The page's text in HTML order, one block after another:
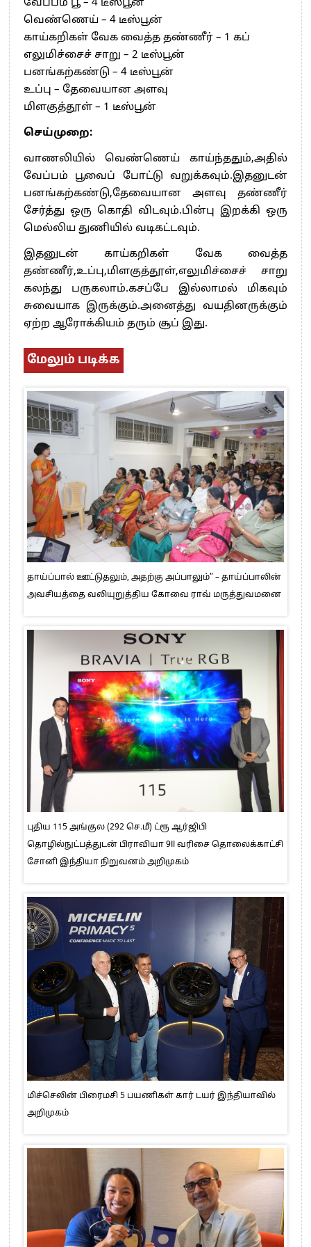
வேப்பம் பூ – 4 டீஸ்பூன்
வெண்ணெய் – 4 டீஸ்பூன்
காய்கறிகள் வேக வைத்த தண்ணீர் – 1 கப்
எலுமிச்சைச் சாறு – 2 டீஸ்பூன்
பனங்கற்கண்டு – 4 டீஸ்பூன்
உப்பு – தேவையான அளவு
மிளகுத்தூள் – 1 டீஸ்பூன்
செய்முறை:
வாணலியில் வெண்ணெய் காய்ந்ததும்,அதில்
வேப்பம் பூவைப் போட்டு வறுக்கவும்.இதனுடன்
பனங்கற்கண்டு,தேவையான அளவு தண்ணீர்
சேர்த்து ஒரு கொதி விடவும்.பின்பு இறக்கி ஒரு
மெல்லிய துணியில் வடிகட்டவும்.
இதனுடன் காய்கறிகள் வேக வைத்த
தண்ணீர்,உப்பு,மிளகுத்தூள்,எலுமிச்சைச் சாறு
கலந்து பருகலாம்.கசப்பே இல்லாமல் மிகவும்
சுவையாக இருக்கும்.அனைத்து வயதினருக்கும்
ஏற்ற ஆரோக்கியம் தரும் சூப் இது.
மேலும் படிக்க
தாய்ப்பால் ஊட்டுதலும், அதற்கு அப்பாலும்” – தாய்ப்பாலின்
அவசியத்தை வலியுறுத்திய கோவை ராவ் மருத்துவமனை
புதிய 115 அங்குல (292 செ.மீ) ட்ரூ ஆர்ஜிபி
தொழில்நுட்பத்துடன் பிராவியா 9II வரிசை தொலைக்காட்சி
சோனி இந்தியா நிறுவனம் அறிமுகம்
மிச்செலின் பிரைமசி 5 பயணிகள் கார் டயர் இந்தியாவில்
அறிமுகம்